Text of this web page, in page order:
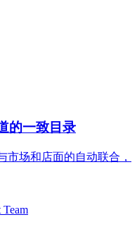
的一致目录
市场和店面的自动联合，
Team